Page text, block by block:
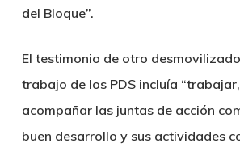
del Bloque”.
El testimonio de otro
trabajo de los PDS incluía
acompañar las juntas de acción
buen desarrollo y sus actividades